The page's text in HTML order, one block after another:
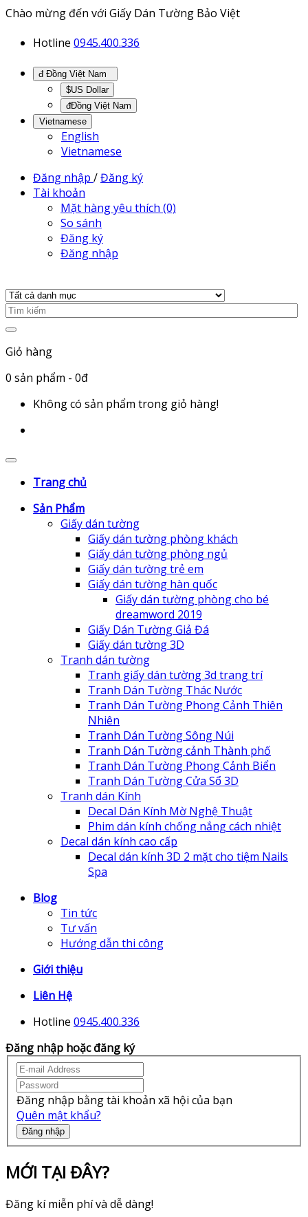
Chào mừng đến với Giấy Dán Tường Bảo Việt
Hotline 0945.400.336
$US Dollar
đĐồng Việt Nam
Vietnamese
English
Vietnamese
Đăng nhập /Đăng ký
Tài khoản
Mặt hàng yêu thích (0)
So sánh
Đăng ký
Đăng nhập
Giỏ hàng
0 sản phẩm - 0đ
Không có sản phẩm trong giỏ hàng!
Trang chủ
Sản Phẩm
Giấy dán tường
Giấy dán tường phòng khách
Giấy dán tường phòng ngủ
Giấy dán tường trẻ em
Giấy dán tường hàn quốc
Giấy dán tường phòng cho bé
dreamword 2019
Giấy Dán Tường Giả Đá
Giấy dán tường 3D
Tranh dán tường
Tranh giấy dán tường 3d trang trí
Tranh Dán Tường Thác Nước
Tranh Dán Tường Phong Cảnh Thiên
Nhiên
Tranh Dán Tường Sông Núi
Tranh Dán Tường cảnh Thành phố
Tranh Dán Tường Phong Cảnh Biển
Tranh Dán Tường Cửa Sổ 3D
Tranh dán Kính
Decal Dán Kính Mờ Nghệ Thuật
Phim dán kính chống nắng cách nhiệt
Decal dán kính cao cấp
Decal dán kính 3D 2 mặt cho tiệm Nails
Spa
Blog
Tin tức
Tư vấn
Hướng dẫn thi công
Giới thiệu
Liên Hệ
Hotline 0945.400.336
Đăng nhập hoặc đăng ký
Đăng nhập bằng tài khoản xã hội của bạn
Quên mật khẩu?
Đăng nhập
MỚI TẠI ĐÂY?
Đăng kí miễn phí và dễ dàng!